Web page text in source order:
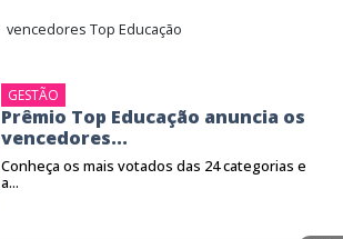
vencedores Top Educação
GESTÃO
Prêmio Top Educação anuncia os
vencedores...
Conheça os mais votados das 24 categorias e
a...